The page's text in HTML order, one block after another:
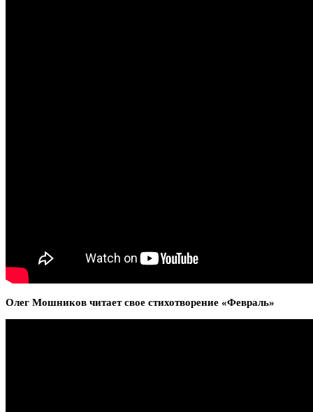
Олег Мошников читает свое стихотворение «Февраль»